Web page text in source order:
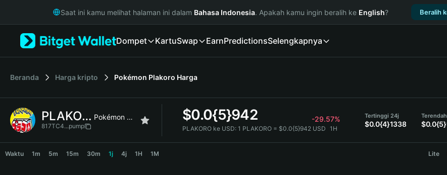
Русский
Italiano
简体中文
繁體中文
Bahasa Indonesia
Saat ini kamu melihat halaman ini dalam Bahasa Indonesia. Apakah kamu ingin beralih ke English? Beralih
Dompet KartuSwap EarnPredictionsSelengkapnya
Beranda Harga kripto Pokémon Plakoro Harga
PLAKORO Pokémon Plakoro
817TC4...pump
$0.0{5}942 -29.57%
PLAKORO ke USD: 1 PLAKORO = $0.0{5}942 USD 1H
Tertinggi 24j
$0.0{4}1338
Waktu 1m 5m 15m 30m 1j 4j 1H 1M Lite